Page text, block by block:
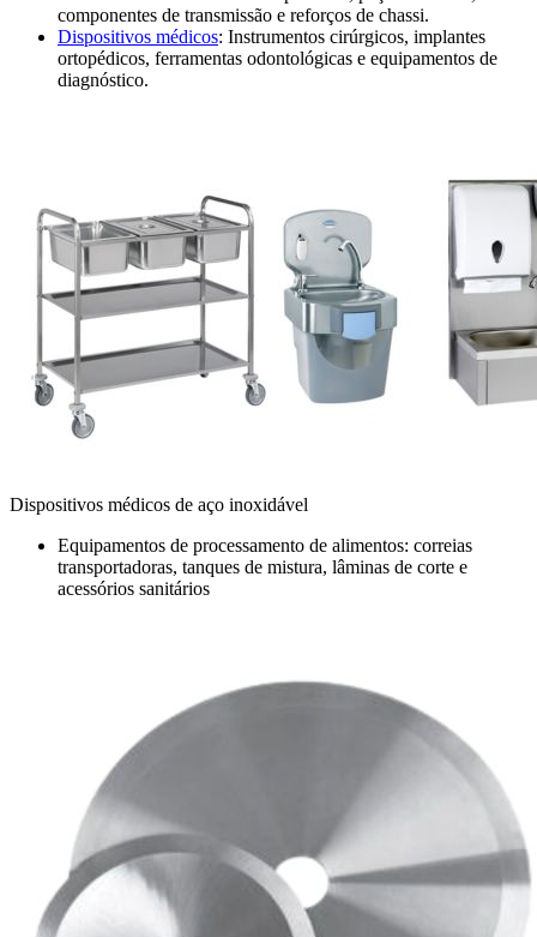
componentes de transmissão e reforços de chassi.
Dispositivos médicos: Instrumentos cirúrgicos, implantes
ortopédicos, ferramentas odontológicas e equipamentos de
diagnóstico.
Dispositivos médicos de aço inoxidável
Equipamentos de processamento de alimentos: correias
transportadoras, tanques de mistura, lâminas de corte e
acessórios sanitários